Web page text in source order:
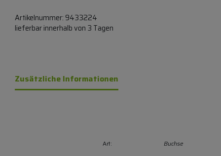
Artikelnummer: 9433224
lieferbar innerhalb von 3 Tagen
Zusätzliche Informationen
Art: Buchse